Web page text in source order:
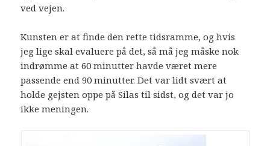
ved vejen.
Kunsten er at finde den rette tidsramme, og hvis
jeg lige skal evaluere på det, så må jeg måske nok
indrømme at 60 minutter havde været mere
passende end 90 minutter. Det var lidt svært at
holde gejsten oppe på Silas til sidst, og det var jo
ikke meningen.